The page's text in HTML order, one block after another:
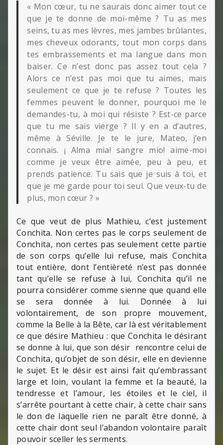
« Mon cœur, tu ne saurais donc aimer tout ce
que je te donne de moi-même ? Tu as mes
seins, tu as mes lèvres, mes jambes brûlantes,
mes cheveux odorants, tout mon corps dans
tes embrassements et ma langue dans mon
baiser. Ce n’est donc pas assez tout cela ?
Alors ce n’est pas moi que tu aimes, mais
seulement ce que je te refuse ? Toutes les
femmes peuvent le donner, pourquoi me le
demandes-tu, à moi qui résiste ? Est-ce parce
que tu me sais vierge ? Il y en a d’autres,
même à Séville. Je te le jure, Mateo, j’en
connais. ¡ Alma mia! sangre mio! aime-moi
comme je veux être aimée, peu à peu, et
prends patience. Tu sais que je suis à toi, et
que je me garde pour toi seul. Que veux-tu de
plus, mon cœur ? »
Ce que veut de plus Mathieu, c’est justement
Conchita. Non certes pas le corps seulement de
Conchita, non certes pas seulement cette partie
de son corps qu’elle lui refuse, mais Conchita
tout entière, dont l’entièreté n’est pas donnée
tant qu’elle se refuse à lui, Conchita qu’il ne
pourra considérer comme sienne que quand elle
se sera donnée à lui. Donnée à lui
volontairement, de son propre mouvement,
comme la Belle à la Bête, car là est véritablement
ce que désire Mathieu : que Conchita le désirant
se donne à lui, que son désir rencontre celui de
Conchita, qu’objet de son désir, elle en devienne
le sujet. Et le désir est ainsi fait qu’embrassant
large et loin, voulant la femme et la beauté, la
tendresse et l’amour, les étoiles et le ciel, il
s’arrête pourtant à cette chair, à cette chair sans
le don de laquelle rien ne paraît être donné, à
cette chair dont seul l’abandon volontaire paraît
pouvoir sceller les serments.